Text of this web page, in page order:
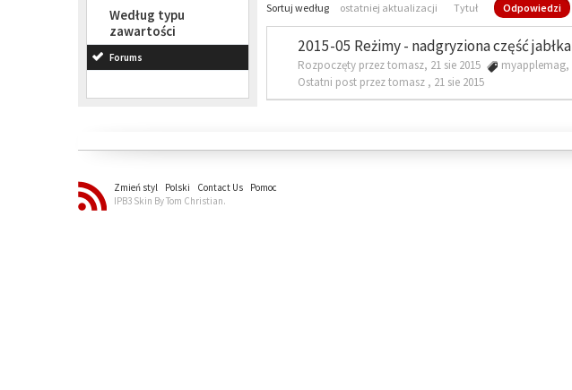
Według typu
zawartości
Forums
Sortuj według ostatniej aktualizacji Tytuł Odpowiedzi
2015-05 Reżimy - nadgryziona część jabłka
Rozpoczęty przez tomasz, 21 sie 2015
myapplemag,
Ostatni post przez tomasz , 21 sie 2015
Zmień styl Polski Contact Us
Pomoc
IPB3 Skin By Tom Christian.